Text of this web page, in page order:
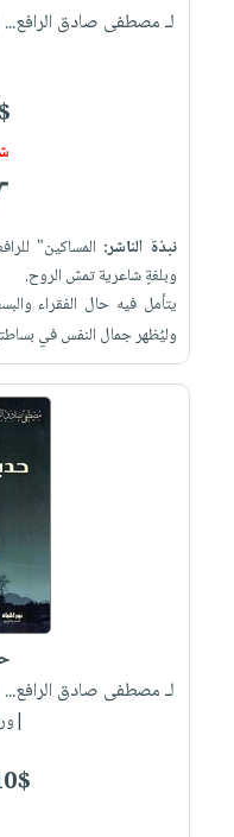
لـ مصطفى صادق الرافع...
نبذة الناشر: المساكين"
وبلغةٍ شاعرية تمسّ الروح.
يتأمل فيه حال الفقراء
وليُظهر جمال النفس في
لـ مصطفى صادق الرافع...